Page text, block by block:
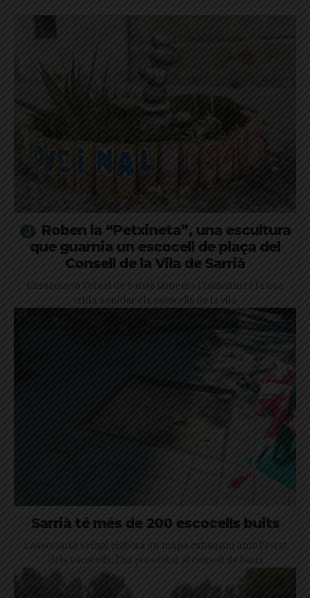
Roben la “Petxineta”, una escultura
que guarnia un escocell de plaça del
Consell de la Vila de Sarrià
L'Associació Veïnal de Sarrià lamenta l'incivisme i fa una
crida a cuidar els escocells de la vila
Sarrià té més de 200 escocells buits
L'Associació Veïnal elabora un mapa exhaustiu amb l'estat
dels escocells; l'ha presentat al consell de barri